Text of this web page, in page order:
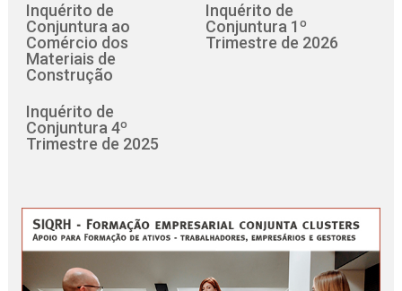
Inquérito de
Conjuntura ao
Comércio dos
Materiais de
Construção
Inquérito de
Conjuntura 1º
Trimestre de 2026
Inquérito de
Conjuntura 4º
Trimestre de 2025